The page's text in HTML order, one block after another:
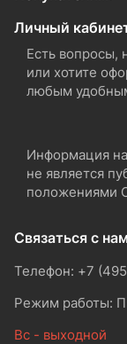
Личный
Есть вопросы,
или хотите
любым
Информация
не является
положениями
Связаться с
Телефон: +7
Режим работы:
Вс - выходной